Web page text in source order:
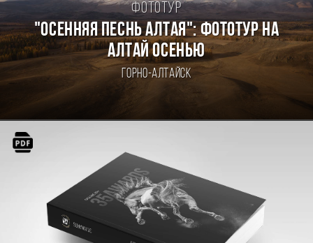
Фототур
"ОСЕННЯЯ ПЕСНЬ АЛТАЯ": ФОТОТУР НА
АЛТАЙ ОСЕНЬЮ
Горно-Алтайск